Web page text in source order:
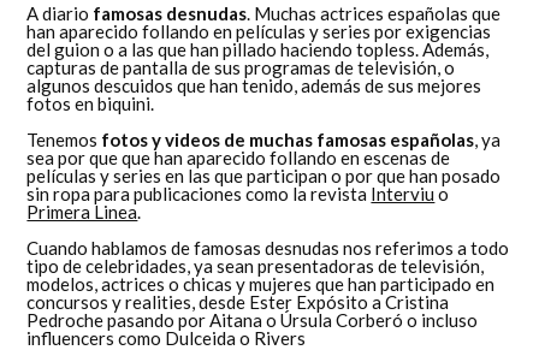
A diario famosas desnudas . Muchas actrices españolas que
han aparecido follando en películas y series por exigencias
del guion o a las que han pillado haciendo topless. Además,
capturas de pantalla de sus programas de televisión, o
algunos descuidos que han tenido, además de sus mejores
fotos en biquini.
Tenemos fotos y videos de muchas famosas españolas , ya
sea por que que han aparecido follando en escenas de
películas y series en las que participan o por que han posado
sin ropa para publicaciones como la revista Interviu o
Primera Linea
Cuando hablamos de famosas desnudas nos referimos a todo
tipo de celebridades, ya sean presentadoras de televisión,
modelos, actrices o chicas y mujeres que han participado en
concursos y realities, desde Ester Expósito a Cristina
Pedroche pasando por Aitana o Úrsula Corberó o incluso
influencers como Dulceida o Rivers